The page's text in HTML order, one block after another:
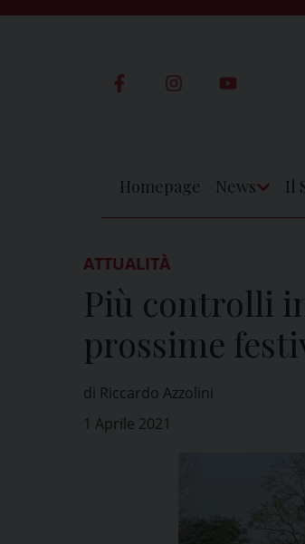
Homepage News Il
ATTUALITÀ
Più controlli
prossime
di Riccardo Azzolini
1 Aprile 2021